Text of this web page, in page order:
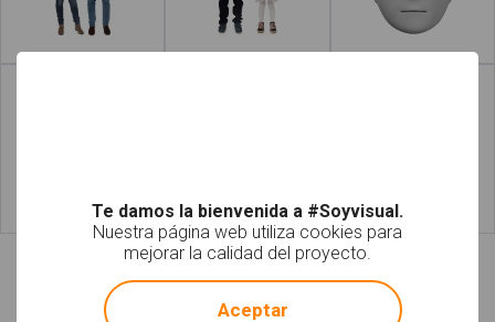
Leer más Leer más
Leer más Leer más
Láminas relacionadas
Te damos la bienvenida a #Soyvisual.
Nuestra página web utiliza cookies para
mejorar la calidad del proyecto.
! Not valid!
Aceptar